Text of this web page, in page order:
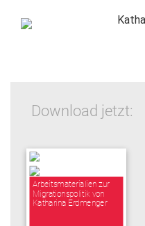
Download jetzt:
Arbeitsmaterialien zur
Migrationspolitik von
Katharina Erdmenger